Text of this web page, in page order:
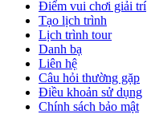
Điểm vui chơi giải trí
Tạo lịch trình
Lịch trình tour
Danh bạ
Liên hệ
Câu hỏi thường gặp
Điều khoản sử dụng
Chính sách bảo mật